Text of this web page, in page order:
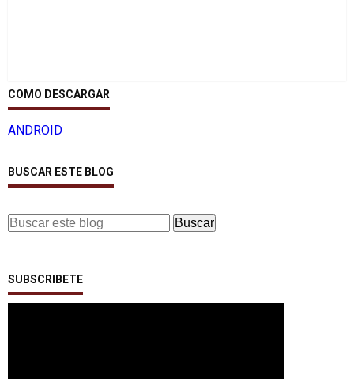
COMO DESCARGAR
ANDROID
BUSCAR ESTE BLOG
SUBSCRIBETE